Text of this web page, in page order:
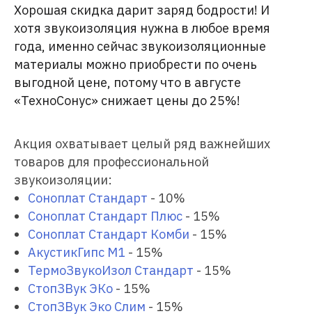
Хорошая скидка дарит заряд бодрости! И
хотя звукоизоляция нужна в любое время
года, именно сейчас звукоизоляционные
материалы можно приобрести по очень
выгодной цене, потому что в августе
«ТехноСонус» снижает цены до 25%!
Акция охватывает целый ряд важнейших
товаров для профессиональной
звукоизоляции:
Соноплат Стандарт - 10%
Соноплат Стандарт Плюс - 15%
Соноплат Стандарт Комби - 15%
АкустикГипс М1 - 15%
ТермоЗвукоИзол Стандарт - 15%
СтопЗВук ЭКо - 15%
СтопЗВук Эко Слим - 15%